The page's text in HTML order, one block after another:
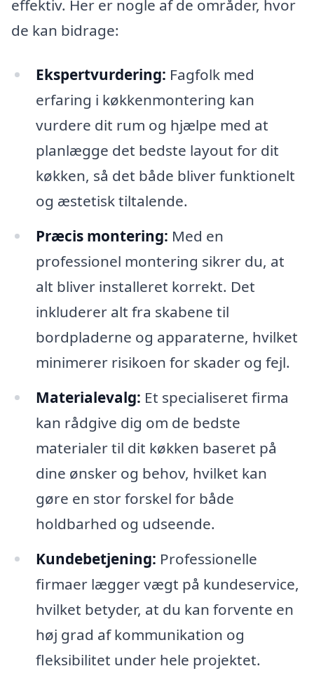
effektiv. Her er nogle af de områder, hvor
de kan bidrage:
Ekspertvurdering: Fagfolk med
erfaring i køkkenmontering kan
vurdere dit rum og hjælpe med at
planlægge det bedste layout for dit
køkken, så det både bliver funktionelt
og æstetisk tiltalende.
Præcis montering: Med en
professionel montering sikrer du, at
alt bliver installeret korrekt. Det
inkluderer alt fra skabene til
bordpladerne og apparaterne, hvilket
minimerer risikoen for skader og fejl.
Materialevalg: Et specialiseret firma
kan rådgive dig om de bedste
materialer til dit køkken baseret på
dine ønsker og behov, hvilket kan
gøre en stor forskel for både
holdbarhed og udseende.
Kundebetjening: Professionelle
firmaer lægger vægt på kundeservice,
hvilket betyder, at du kan forvente en
høj grad af kommunikation og
fleksibilitet under hele projektet.